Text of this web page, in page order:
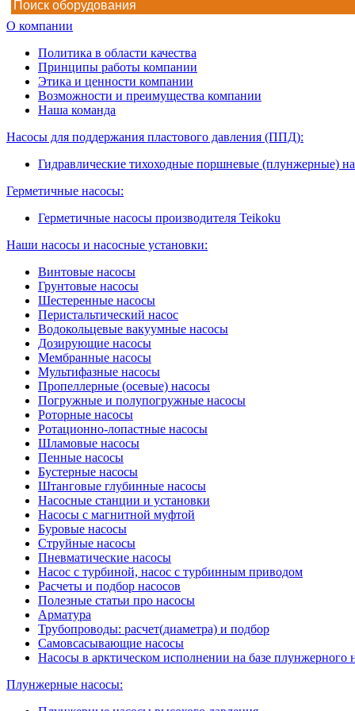
О компании
Политика в области качества
Принципы работы компании
Этика и ценности компании
Возможности и преимущества компании
Наша команда
Насосы для поддержания пластового давления (ППД):
Гидравлические тихоходные поршневые (плунжерные)
Герметичные насосы:
Герметичные насосы производителя Teikoku
Наши насосы и насосные установки:
Винтовые насосы
Грунтовые насосы
Шестеренные насосы
Перистальтический насос
Водокольцевые вакуумные насосы
Дозирующие насосы
Мембранные насосы
Мультифазные насосы
Пропеллерные (осевые) насосы
Погружные и полупогружные насосы
Роторные насосы
Ротационно-лопастные насосы
Шламовые насосы
Пенные насосы
Бустерные насосы
Штанговые глубинные насосы
Насосные станции и установки
Насосы с магнитной муфтой
Буровые насосы
Струйные насосы
Пневматические насосы
Насос с турбиной, насос с турбинным приводом
Расчеты и подбор насосов
Полезные статьи про насосы
Арматура
Трубопроводы: расчет(диаметра) и подбор
Самовсасывающие насосы
Насосы в арктическом исполнении на базе плунжерного
Плунжерные насосы: